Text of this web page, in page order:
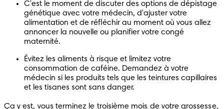
C'est le moment de discuter des options de dépistage
génétique avec votre médecin, d'ajuster votre
alimentation et de réfléchir au moment où vous allez
annoncer la nouvelle ou planifier votre congé
maternité.
Évitez les aliments à risque et limitez votre
consommation de caféine. Demandez à votre
médecin si les produits tels que les teintures capillaires
et les tisanes sont sans danger.
Ça y est, vous terminez le troisième mois de votre grossesse,